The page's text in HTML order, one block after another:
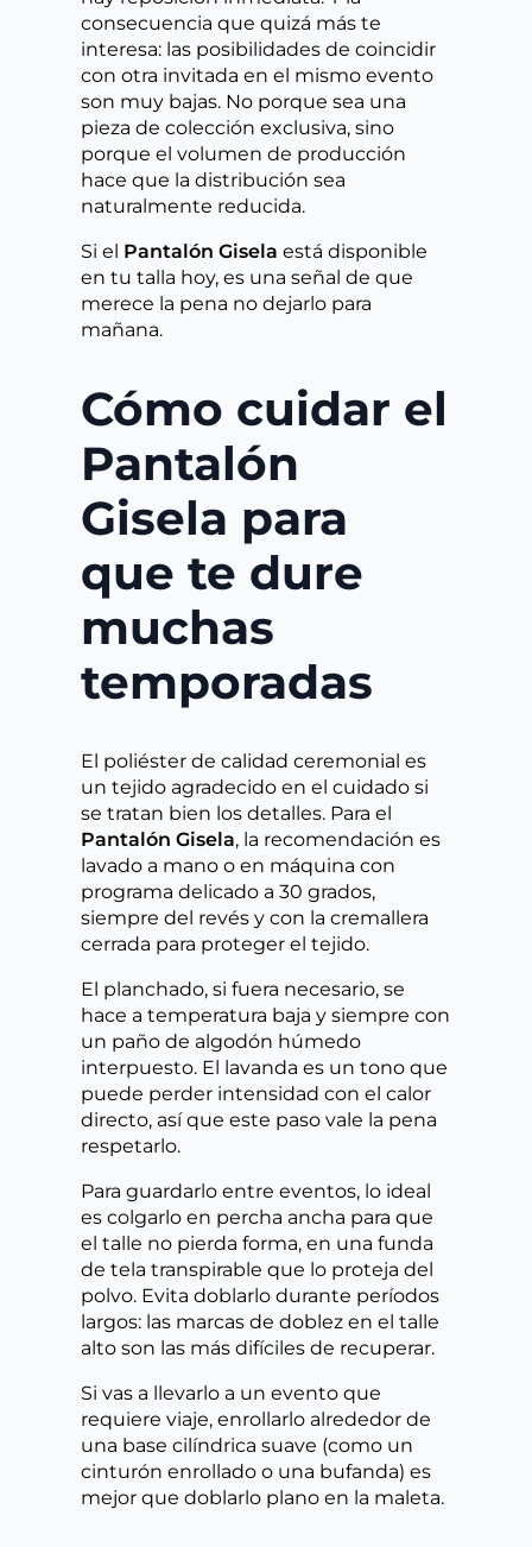
consecuencia que quizá más te
interesa: las posibilidades de coincidir
con otra invitada en el mismo evento
son muy bajas. No porque sea una
pieza de colección exclusiva, sino
porque el volumen de producción
hace que la distribución sea
naturalmente reducida.
Si el Pantalón Gisela está disponible
en tu talla hoy, es una señal de que
merece la pena no dejarlo para
mañana.
Cómo cuidar el
Pantalón
Gisela para
que te dure
muchas
temporadas
El poliéster de calidad ceremonial es
un tejido agradecido en el cuidado si
se tratan bien los detalles. Para el
Pantalón Gisela, la recomendación es
lavado a mano o en máquina con
programa delicado a 30 grados,
siempre del revés y con la cremallera
cerrada para proteger el tejido.
El planchado, si fuera necesario, se
hace a temperatura baja y siempre con
un paño de algodón húmedo
interpuesto. El lavanda es un tono que
puede perder intensidad con el calor
directo, así que este paso vale la pena
respetarlo.
Para guardarlo entre eventos, lo ideal
es colgarlo en percha ancha para que
el talle no pierda forma, en una funda
de tela transpirable que lo proteja del
polvo. Evita doblarlo durante períodos
largos: las marcas de doblez en el talle
alto son las más difíciles de recuperar.
Si vas a llevarlo a un evento que
requiere viaje, enrollarlo alrededor de
una base cilíndrica suave (como un
cinturón enrollado o una bufanda) es
mejor que doblarlo plano en la maleta.